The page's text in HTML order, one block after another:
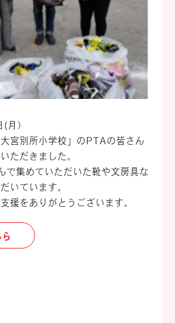
月）
大宮別所小学校」のPTAの皆さん
ただきました。
で集めていただいた靴や文房具な
いています。
援をありがとうございます。
ら